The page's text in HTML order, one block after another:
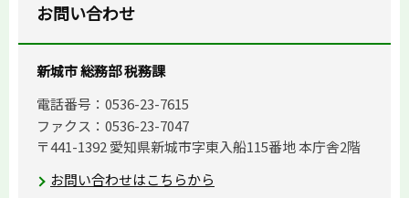
お問い合わせ
新城市 総務部 税務課
電話番号：0536-23-7615
ファクス：0536-23-7047
〒441-1392 愛知県新城市字東入船115番地 本庁舎2階
お問い合わせはこちらから